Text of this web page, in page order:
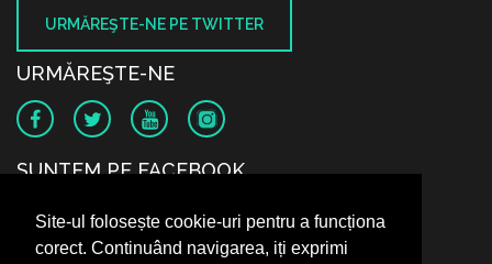
Site-ul folosește cookie-uri pentru a funcționa
corect. Continuând navigarea, iți exprimi
URMĂREŞTE-NE PE TWITTER
URMĂREŞTE-NE
SUNTEM PE FACEBOOK